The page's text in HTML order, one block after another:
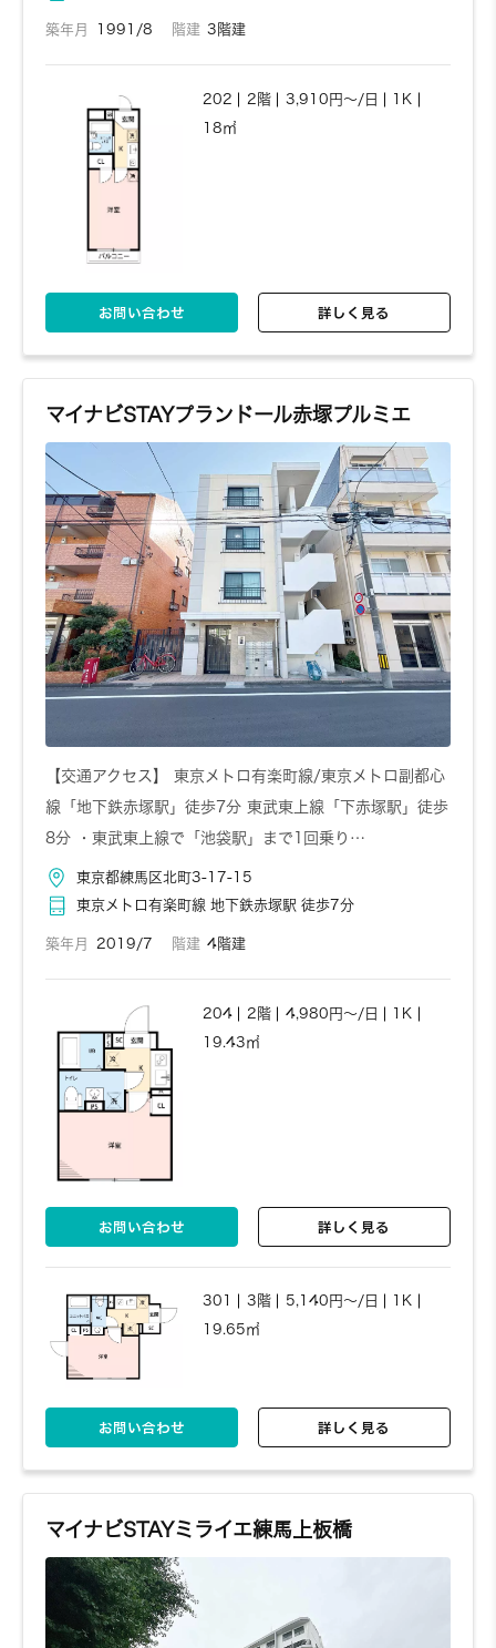
築年月 1991/8 階建 3階建
202 2階 3,910円～/日
1K
18㎡
お問い合わせ 詳しく見る
マイナビSTAYプランドール赤塚プルミエ
【交通アクセス】 東京メトロ有楽町線/東京メトロ副都心
線「地下鉄赤塚駅」徒歩7分 東武東上線「下赤塚駅」徒歩
8分 ・東武東上線で「池袋駅」まで1回乗り…
東京都練馬区北町3-17-15
東京メトロ有楽町線 地下鉄赤塚駅 徒歩7分
築年月 2019/7 階建 4階建
204 2階 4,980円～/日
1K
19.43㎡
お問い合わせ 詳しく見る
301 3階 5,140円～/日
1K
19.65㎡
お問い合わせ 詳しく見る
マイナビSTAYミライエ練馬上板橋